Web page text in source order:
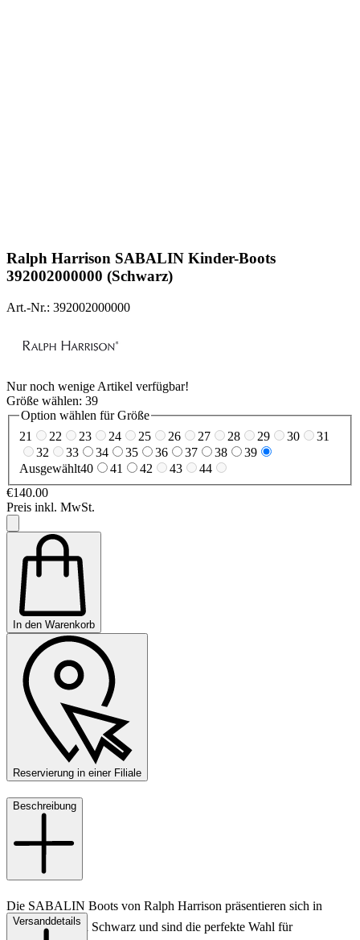
Ralph Harrison SABALIN Kinder-Boots
392002000000 (Schwarz)
Art.-Nr.: 392002000000
Nur noch wenige Artikel verfügbar!
Größe wählen: 39
Option wählen für Größe
21
22 23 24 25 26 27 28 29 30
31
32
33 34 35 36 37 38
39
Ausgewählt40 41 42 43
44
€140.00
Preis inkl. MwSt.
In den Warenkorb
Reservierung in einer Filiale
Beschreibung
Die SABALIN Boots von Ralph Harrison präsentieren sich in
einem eleganten Schwarz und sind die perfekte Wahl für
Versanddetails